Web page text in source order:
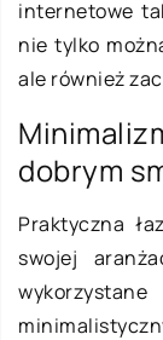
internetowe
nie tylko
ale również
dobrym
Praktyczna
swojej